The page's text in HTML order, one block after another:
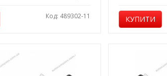
Код: 489302-11 КУПИТИ